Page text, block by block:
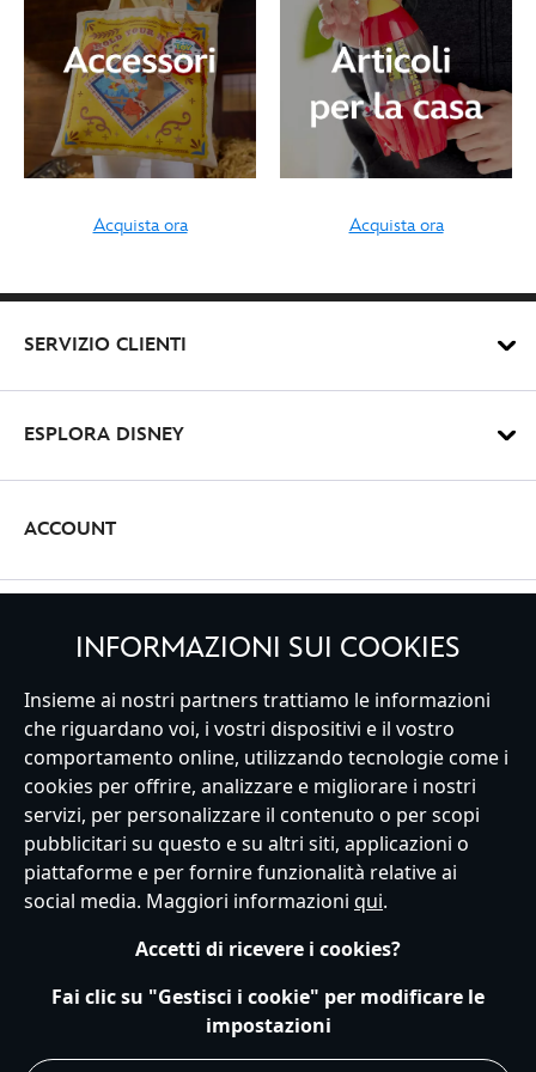
Acquista ora Acquista ora
SERVIZIO CLIENTI
ESPLORA DISNEY
ACCOUNT
Italy
Servizio Clienti Termini d'Uso Trova Negozio
Mappa del Sito
Normativa Europea sul trattamento dei dati personali
Informativa sulla privacy UE
Termini e Condizioni generali
Accessibility
INFORMAZIONI SUI COOKIES
Insieme ai nostri partners trattiamo le informazioni
che riguardano voi, i vostri dispositivi e il vostro
comportamento online, utilizzando tecnologie come i
cookies per offrire, analizzare e migliorare i nostri
servizi, per personalizzare il contenuto o per scopi
pubblicitari su questo e su altri siti, applicazioni o
piattaforme e per fornire funzionalità relative ai
social media. Maggiori informazioni qui.
Accetti di ricevere i cookies?
Fai clic su "Gestisci i cookie" per modificare le
impostazioni